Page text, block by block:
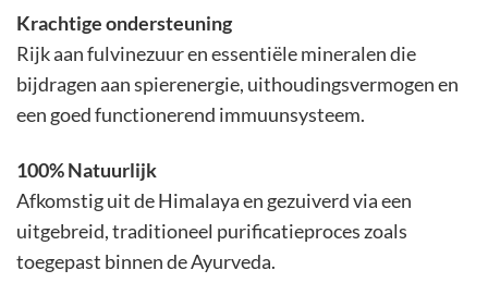
Krachtige ondersteuning
Rijk aan fulvinezuur en essentiële mineralen die
bijdragen aan spierenergie, uithoudingsvermogen en
een goed functionerend immuunsysteem.
100% Natuurlijk
Afkomstig uit de Himalaya en gezuiverd via een
uitgebreid, traditioneel purificatieproces zoals
toegepast binnen de Ayurveda.